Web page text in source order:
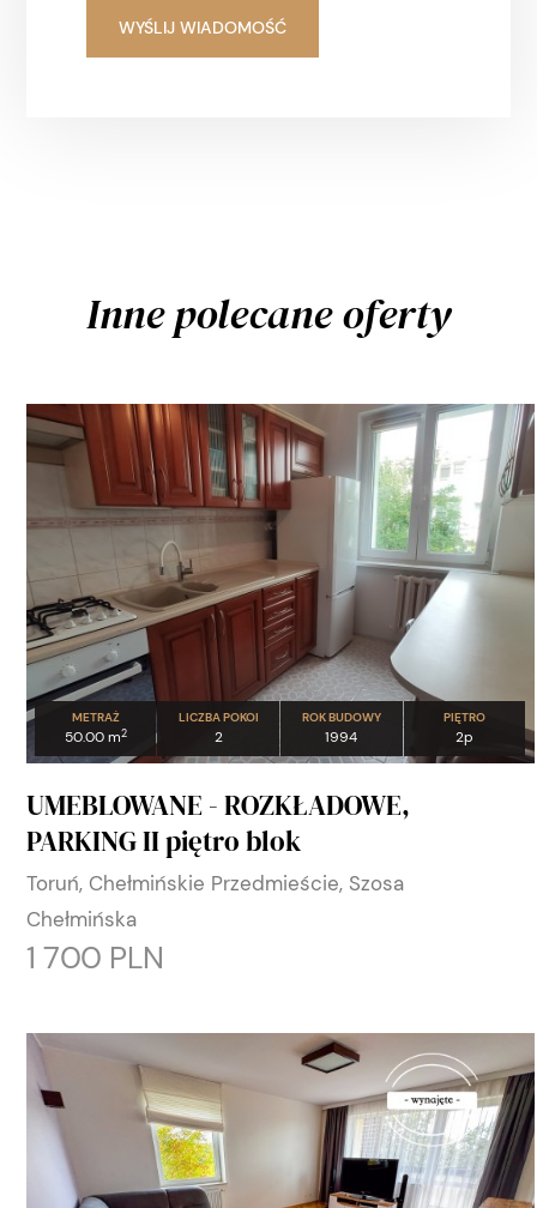
Inne polecane oferty
METRAŻ
50.00 m2
LICZBA POKOI
2
ROK BUDOWY
1994
PIĘTRO
2p
UMEBLOWANE - ROZKŁADOWE,
PARKING II piętro blok
Toruń, Chełmińskie Przedmieście, Szosa
Chełmińska
1 700 PLN